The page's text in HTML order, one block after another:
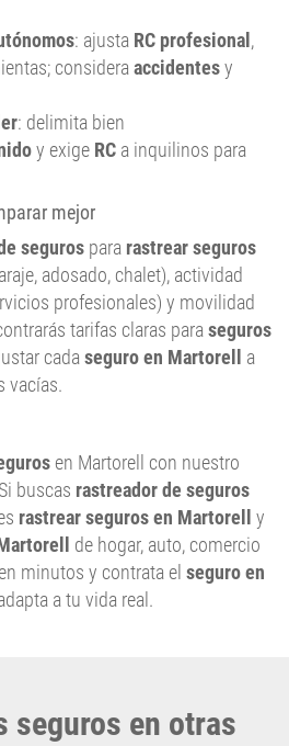
: ajusta RC profesional ,
consideraaccidentesy
: delimita bien
y exige RC a inquilinos para
mejor
seguros para rastrear seguros
adosado, chalet), actividad
profesionales) y movilidad
tarifas claras paraseguros
cadaseguro en Martorell
a
vacías.
en Martorell con nuestro
buscas rastreador de seguros
rastrear seguros en Martorell
y
de hogar, auto, comercio
minutos y contrata el seguro en
a tu vida real.
seguros en otras